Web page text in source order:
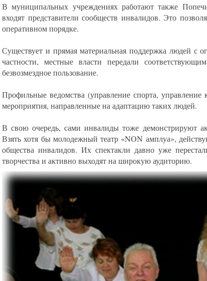
В муниципальных учреждениях работают также
входят представители сообществ инвалидов. Это
оперативном порядке.
Существует и прямая материальная поддержка людей с
частности, местные власти передали
безвозмездное пользование.
Профильные ведомства (управление спорта, управление
мероприятия, направленные на адаптацию таких людей.
В свою очередь, сами инвалиды тоже демонстрируют
Взять хотя бы молодежный театр «NON амплуа»,
общества инвалидов. Их спектакли давно уже
творчества и активно выходят на широкую аудиторию.